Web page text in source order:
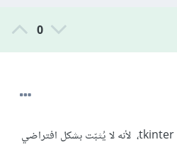
0
الرسالة تخبرك أنك لم تقم بتثبيت tkinter، لأنه لا يُثبّت بشكل افتراضي